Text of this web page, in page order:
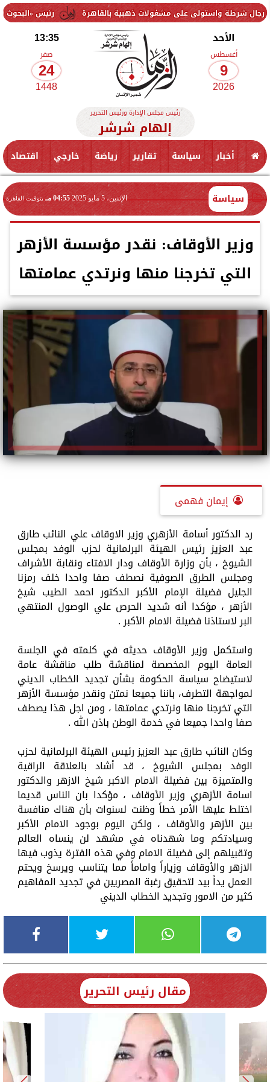
رئيس «البحوث الزراعية» على مشغولات ذهبية بالقاهرة
الأحد
أغسطس
9
2026
13:35
صفر
24
1448
رئيس مجلس الإدارة ورئيس التحرير
إلهام شرشر
أخبار سياسة تقارير رياضة خارجي اقتصاد
سياسة الإثنين، 5 مايو 2025 04:55 مـ بتوقيت القاهرة
وزير الأوقاف: نقدر مؤسسة الأزهر
التي تخرجنا منها ونرتدي عمامتها
إيمان فهمى
رد الدكتور أسامة الأزهري وزير الاوقاف علي النائب طارق
عبد العزيز رئيس الهيئة البرلمانية لحزب الوفد بمجلس
الشيوخ ، بأن وزارة الأوقاف ودار الافتاء ونقابة الأشراف
ومجلس الطرق الصوفية نصطف صفا واحدا خلف رمزنا
الجليل فضيلة الإمام الأكبر الدكتور احمد الطيب شيخ
الأزهر ، مؤكدا أنه شديد الحرص علي الوصول المنتهي
البر لاستاذنا فضيلة الامام الأكبر .
واستكمل وزير الأوقاف حديثه في كلمته في الجلسة
العامة اليوم المخصصة لمناقشة طلب مناقشة عامة
لاستيضاح سياسة الحكومة بشأن تجديد الخطاب الديني
لمواجهة التطرف، باننا جميعا نمتن ونقدر مؤسسة الأزهر
التي تخرجنا منها ونرتدي عمامتها ، ومن اجل هذا يصطف
صفا واحدا جميعا في خدمة الوطن باذن الله .
وكان النائب طارق عبد العزيز رئيس الهيئة البرلمانية لحزب
الوفد بمجلس الشيوخ ، قد أشاد بالعلاقة الراقية
والمتميزة بين فضيلة الامام الاكبر شيخ الازهر والدكتور
اسامة الأزهري وزير الأوقاف ، مؤكدا بان الناس قديما
اختلط عليها الأمر خطاً وظنت لسنوات بأن هناك منافسة
بين الأزهر والأوقاف ، ولكن اليوم بوجود الامام الأكبر
وسيادتكم وما شهدناه في مشهد لن ينساه العالم
وتقبيلهم إلى فضيلة الامام وفي هذه الفترة يذوب فيها
الازهر والأوقاف وزياراً واماماً مما يتناسب ويرسخ ويحتم
العمل يداً بيد لتحقيق رغبة المصريين في تجديد المفاهيم
كثير من الامور وتجديد الخطاب الديني
مقال رئيس التحرير